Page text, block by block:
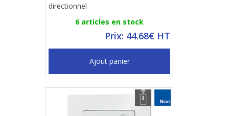
directionnel
6 articles en stock
Prix: 44.68€ HT
Ajout panier